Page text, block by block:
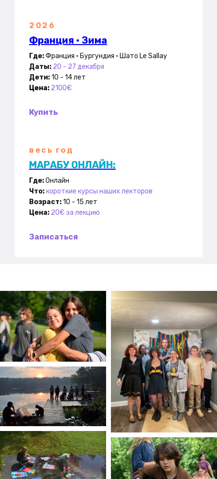
2026
Франция • Зима
Где:Франция • Бургундия • Шато Le Sallay
Даты: 20 - 27 декабря
Дети:10 - 14 лет
Цена: 2100€
Купить
весь год
МАРАБУ ОНЛАЙН:
Где:Онлайн
Что:короткие курсы наших лекторов
Возраст:10 - 15 лет
Цена: 20€ за лекцию
Записаться